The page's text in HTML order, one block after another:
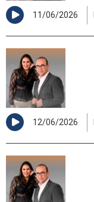
11/06/2026
12/06/2026